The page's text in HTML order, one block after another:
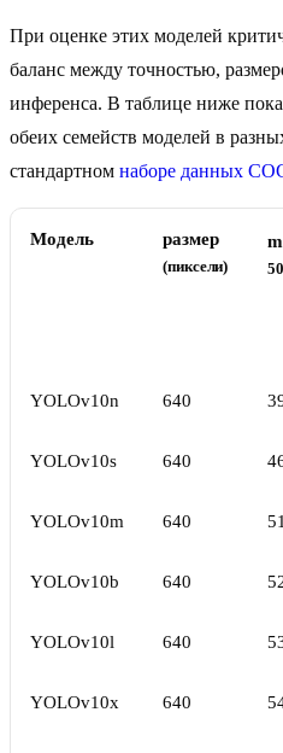
При оценке этих моделей
баланс между точностью,
инференса. В таблице ниже
обеих семейств моделей в
стандартном наборе данных
Модель размер
(пиксели)
YOLOv10n 640
YOLOv10s 640
YOLOv10m 640
YOLOv10b 640
YOLOv10l 640
YOLOv10x 640